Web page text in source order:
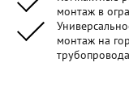
монтаж в
монтаж на